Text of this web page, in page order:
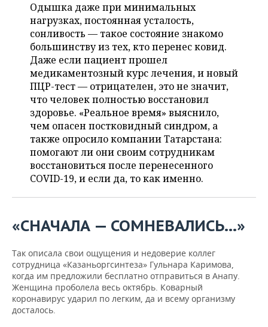
КИБЕРСПОРТ
ФИГУРНОЕ КАТАНИЕ
ВОДНЫЕ ВИДЫ СПОРТА
ХОККЕЙ С МЯЧОМ
КУЛЬТУРА
МЕДИЦИНА
ОБРАЗОВАНИЕ
ПРОИСШЕСТВИЯ
СПИСОК КОМПАНИЙ
Одышка даже при минимальных
нагрузках, постоянная усталость,
сонливость — такое состояние знакомо
большинству из тех, кто перенес ковид.
Даже если пациент прошел
медикаментозный курс лечения, и новый
ПЦР-тест — отрицателен, это не значит,
что человек полностью восстановил
здоровье. «Реальное время» выяснило,
чем опасен постковидный синдром, а
также опросило компании Татарстана:
помогают ли они своим сотрудникам
восстановиться после перенесенного
COVID-19, и если да, то как именно.
«СНАЧАЛА — СОМНЕВАЛИСЬ…»
Так описала свои ощущения и недоверие коллег
сотрудница «Казаньоргсинтеза» Гульнара Каримова,
когда им предложили бесплатно отправиться в Анапу.
Женщина проболела весь октябрь. Коварный
коронавирус ударил по легким, да и всему организму
досталось.